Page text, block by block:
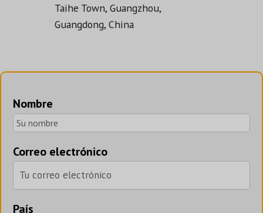
Taihe Town, Guangzhou,
Guangdong, China
Nombre
Correo electrónico
País